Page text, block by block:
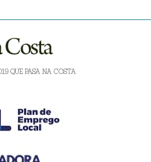
QUE PASA NA COSTA